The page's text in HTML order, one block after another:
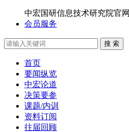
中宏国研信息技术研究院官网
会员服务
搜 索
首页
要闻纵览
中宏论道
决策要参
课题/内训
资料订阅
往届回顾